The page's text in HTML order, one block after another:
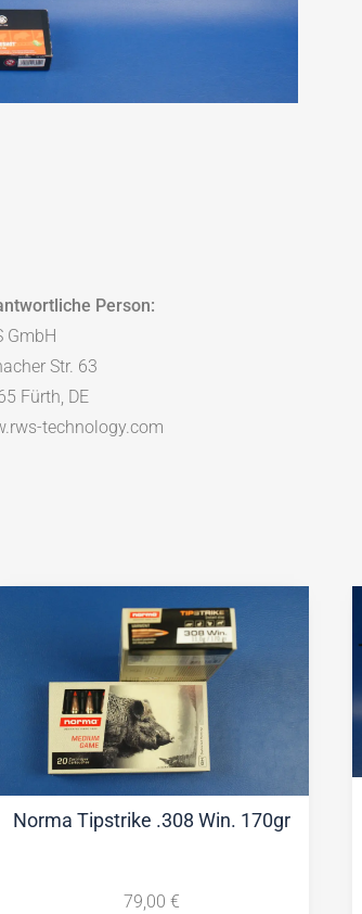
Person:
GmbH
Str. 63
Fürth, DE
technology.com
Norma Tipstrike .308 Win. 170gr
79,00 €